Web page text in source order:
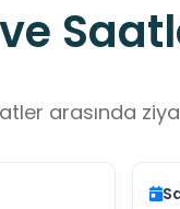
arasında